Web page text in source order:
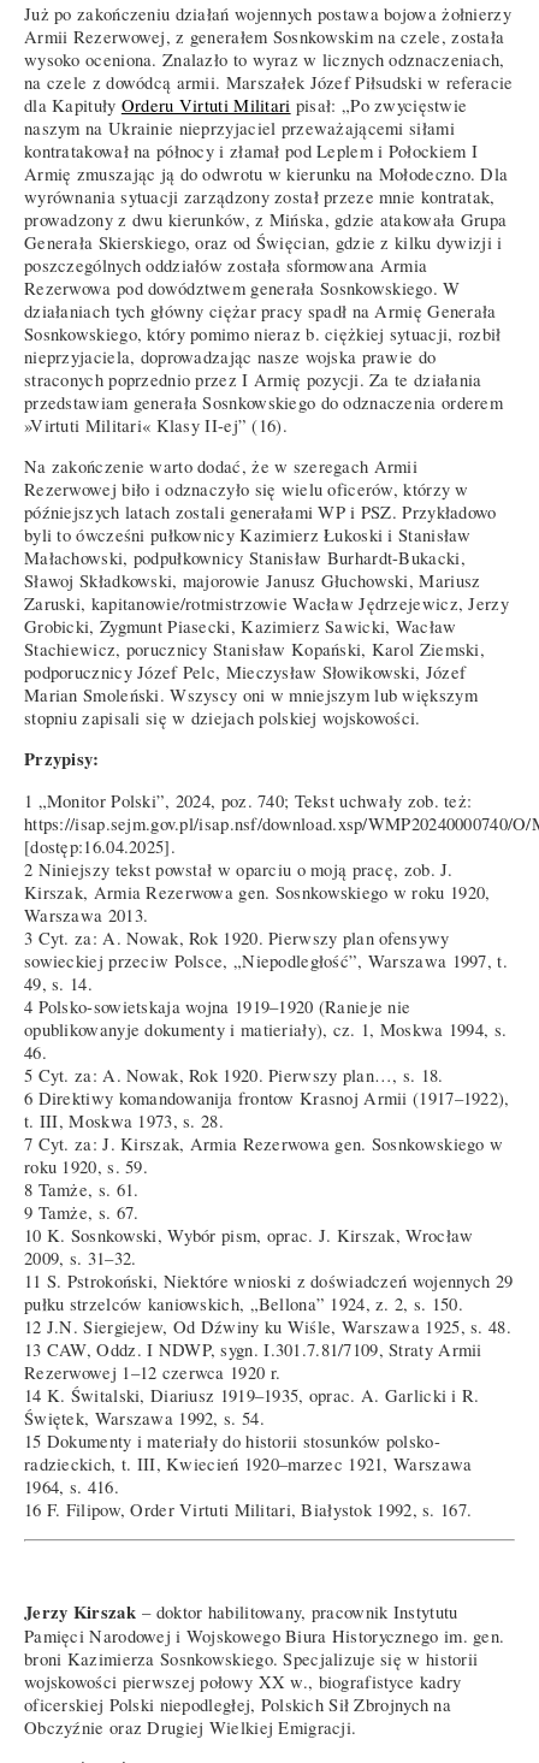
Już po zakończeniu działań wojennych postawa bojowa żołnierzy
Armii Rezerwowej, z generałem Sosnkowskim na czele, została
wysoko oceniona. Znalazło to wyraz w licznych odznaczeniach,
na czele z dowódcą armii. Marszałek Józef Piłsudski w referacie
dla Kapituły Orderu Virtuti Militari pisał: „Po zwycięstwie
naszym na Ukrainie nieprzyjaciel przeważającemi siłami
kontratakował na północy i złamał pod Leplem i Połockiem I
Armię zmuszając ją do odwrotu w kierunku na Mołodeczno. Dla
wyrównania sytuacji zarządzony został przeze mnie kontratak,
prowadzony z dwu kierunków, z Mińska, gdzie atakowała Grupa
Generała Skierskiego, oraz od Święcian, gdzie z kilku dywizji i
poszczególnych oddziałów została sformowana Armia
Rezerwowa pod dowództwem generała Sosnkowskiego. W
działaniach tych główny ciężar pracy spadł na Armię Generała
Sosnkowskiego, który pomimo nieraz b. ciężkiej sytuacji, rozbił
nieprzyjaciela, doprowadzając nasze wojska prawie do
straconych poprzednio przez I Armię pozycji. Za te działania
przedstawiam generała Sosnkowskiego do odznaczenia orderem
»Virtuti Militari« Klasy II-ej” (16).
Na zakończenie warto dodać, że w szeregach Armii
Rezerwowej biło i odznaczyło się wielu oficerów, którzy w
późniejszych latach zostali generałami WP i PSZ. Przykładowo
byli to ówcześni pułkownicy Kazimierz Łukoski i Stanisław
Małachowski, podpułkownicy Stanisław Burhardt-Bukacki,
Sławoj Składkowski, majorowie Janusz Głuchowski, Mariusz
Zaruski, kapitanowie/rotmistrzowie Wacław Jędrzejewicz, Jerzy
Grobicki, Zygmunt Piasecki, Kazimierz Sawicki, Wacław
Stachiewicz, porucznicy Stanisław Kopański, Karol Ziemski,
podporucznicy Józef Pelc, Mieczysław Słowikowski, Józef
Marian Smoleński. Wszyscy oni w mniejszym lub większym
stopniu zapisali się w dziejach polskiej wojskowości.
Przypisy:
1 „Monitor Polski”, 2024, poz. 740; Tekst uchwały zob. też:
https://isap.sejm.gov.pl/isap.nsf/download.xsp/WMP20240000740/O/
[dostęp:16.04.2025].
2 Niniejszy tekst powstał w oparciu o moją pracę, zob. J.
Kirszak, Armia Rezerwowa gen. Sosnkowskiego w roku 1920,
Warszawa 2013.
3 Cyt. za: A. Nowak, Rok 1920. Pierwszy plan ofensywy
sowieckiej przeciw Polsce, „Niepodległość”, Warszawa 1997, t.
49, s. 14.
4 Polsko-sowietskaja wojna 1919–1920 (Ranieje nie
opublikowanyje dokumenty i matieriały), cz. 1, Moskwa 1994, s.
46.
5 Cyt. za: A. Nowak, Rok 1920. Pierwszy plan…, s. 18.
6 Direktiwy komandowanija frontow Krasnoj Armii (1917–1922),
t. III, Moskwa 1973, s. 28.
7 Cyt. za: J. Kirszak, Armia Rezerwowa gen. Sosnkowskiego w
roku 1920, s. 59.
8 Tamże, s. 61.
9 Tamże, s. 67.
10 K. Sosnkowski, Wybór pism, oprac. J. Kirszak, Wrocław
2009, s. 31–32.
11 S. Pstrokoński, Niektóre wnioski z doświadczeń wojennych 29
pułku strzelców kaniowskich, „Bellona” 1924, z. 2, s. 150.
12 J.N. Siergiejew, Od Dźwiny ku Wiśle, Warszawa 1925, s. 48.
13 CAW, Oddz. I NDWP, sygn. I.301.7.81/7109, Straty Armii
Rezerwowej 1–12 czerwca 1920 r.
14 K. Świtalski, Diariusz 1919–1935, oprac. A. Garlicki i R.
Świętek, Warszawa 1992, s. 54.
15 Dokumenty i materiały do historii stosunków polsko-
radzieckich, t. III, Kwiecień 1920–marzec 1921, Warszawa
1964, s. 416.
16 F. Filipow, Order Virtuti Militari, Białystok 1992, s. 167.
Jerzy Kirszak– doktor habilitowany, pracownik Instytutu
Pamięci Narodowej i Wojskowego Biura Historycznego im. gen.
broni Kazimierza Sosnkowskiego. Specjalizuje się w historii
wojskowości pierwszej połowy XX w., biografistyce kadry
oficerskiej Polski niepodległej, Polskich Sił Zbrojnych na
Obczyźnie oraz Drugiej Wielkiej Emigracji.